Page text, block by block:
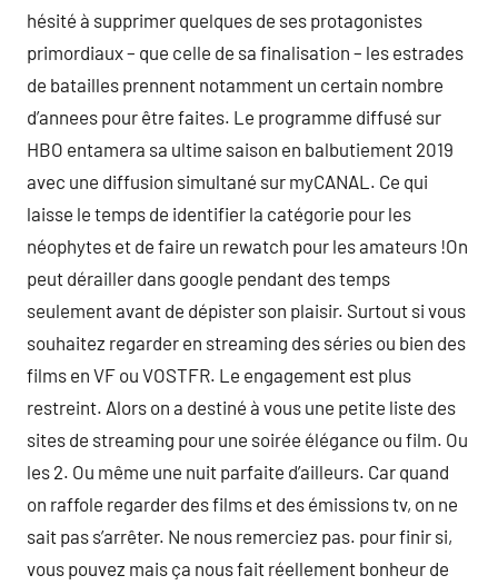
hésité à supprimer quelques de ses protagonistes
primordiaux – que celle de sa finalisation – les estrades
de batailles prennent notamment un certain nombre
d’annees pour être faites. Le programme diffusé sur
HBO entamera sa ultime saison en balbutiement 2019
avec une diffusion simultané sur myCANAL. Ce qui
laisse le temps de identifier la catégorie pour les
néophytes et de faire un rewatch pour les amateurs !On
peut dérailler dans google pendant des temps
seulement avant de dépister son plaisir. Surtout si vous
souhaitez regarder en streaming des séries ou bien des
films en VF ou VOSTFR. Le engagement est plus
restreint. Alors on a destiné à vous une petite liste des
sites de streaming pour une soirée élégance ou film. Ou
les 2. Ou même une nuit parfaite d’ailleurs. Car quand
on raffole regarder des films et des émissions tv, on ne
sait pas s’arrêter. Ne nous remerciez pas. pour finir si,
vous pouvez mais ça nous fait réellement bonheur de